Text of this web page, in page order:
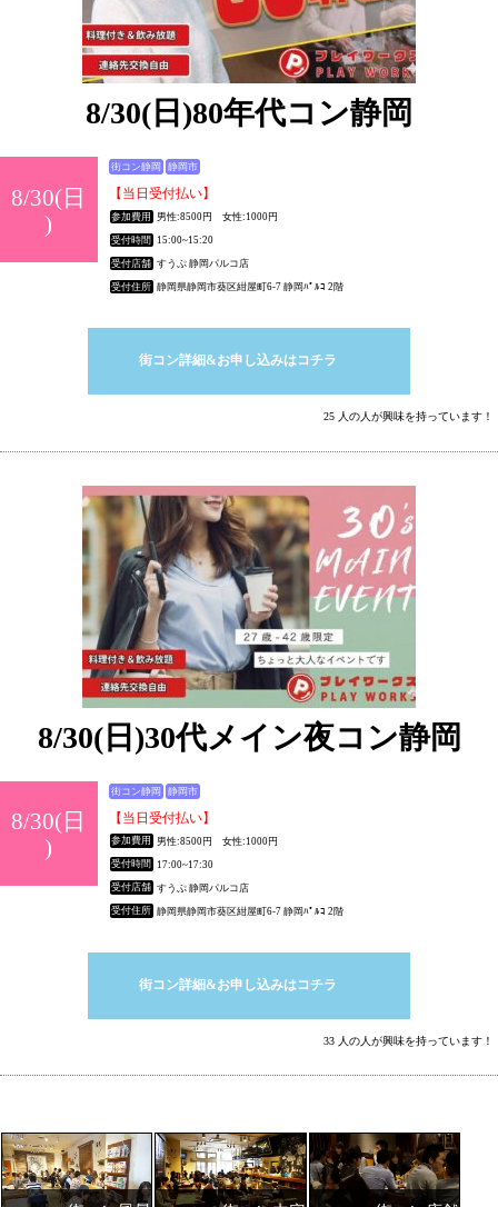
8/30(日)80年代コン静岡
8/30(日
)
街コン静岡 静岡市
【当日受付払い】
参加費用 男性:8500円 女性:1000円
受付時間 15:00~15:20
受付店舗 すうぷ 静岡パルコ店
受付住所 静岡県静岡市葵区紺屋町6-7 静岡ﾊﾟﾙｺ 2階
街コン詳細&お申し込みはコチラ
25 人の人が興味を持っています！
8/30(日)30代メイン夜コン静岡
8/30(日
)
街コン静岡 静岡市
【当日受付払い】
参加費用 男性:8500円 女性:1000円
受付時間 17:00~17:30
受付店舗 すうぷ 静岡パルコ店
受付住所 静岡県静岡市葵区紺屋町6-7 静岡ﾊﾟﾙｺ 2階
街コン詳細&お申し込みはコチラ
33 人の人が興味を持っています！